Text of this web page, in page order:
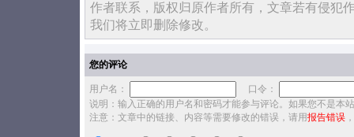
作者联系，版权归原作者所有，文章若有侵犯
我们将立即删除修改。
您的评论
用户名：
口令：
说明：输入正确的用户名和密码才能参与评论。如果您不是本
注意：文章中的链接、内容等需要修改的错误，请用报告错误